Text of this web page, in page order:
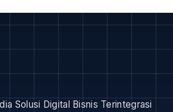
Solusi Digital Bisnis Terintegrasi